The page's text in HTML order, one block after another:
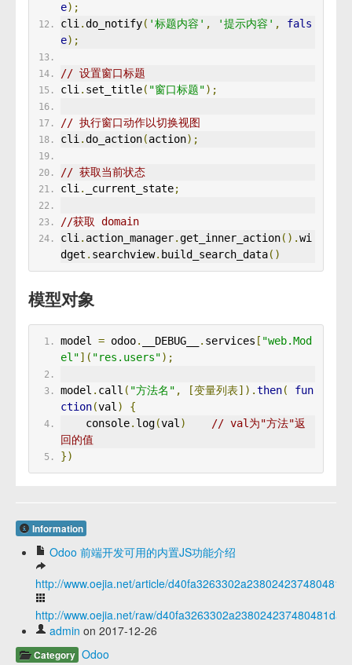
e);
cli .do_notify( '标题内容' , '提示内容' ,
fals
e);
// 设置窗口标题
cli . set_title( "窗口标题");
// 执行窗口动作以切换视图
cli .do_action(action);
// 获取当前状态
cli . _current_state;
//获取 domain
cli . action_manager.get_inner_action().wi
dget . searchview. build_search_data()
模型对象
model = odoo. __DEBUG__ . services [ "web.Mod
el"]( "res.users");
model . call ( "方法名" , [变量列表]).then(
fun
ction(val )
{
    console
. log(val )
// val为"方法"返
回的值
})
Information
Odoo 前端开发可用的内置JS功能介绍
http://www.oejia.net/article/
http://www.oejia.net/raw/
admin on 2017-12-26
Category Odoo